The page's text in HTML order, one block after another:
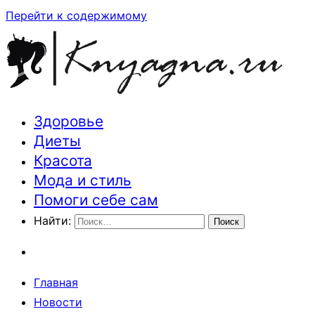
Перейти к содержимому
Траектория здоровья и красоты
Здоровье
Диеты
Красота
Мода и стиль
Помоги себе сам
Найти:
Главная
Новости